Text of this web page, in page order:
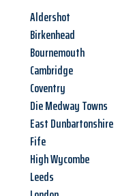
Aldershot
Birkenhead
Bournemouth
Cambridge
Coventry
Die Medway Towns
East Dunbartonshire
Fife
High Wycombe
Leeds